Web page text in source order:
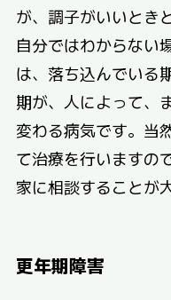
が、調子がいいとき
自分ではわからない
は、落ち込んでいる
期が、人によって、
変わる病気です。当
て治療を行いますの
家に相談することが
更年期障害